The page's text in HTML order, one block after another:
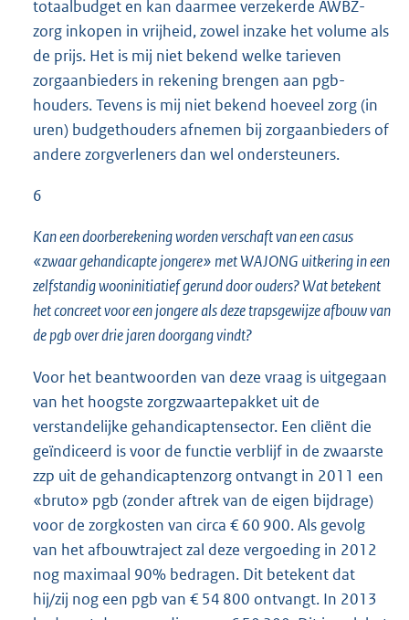
totaalbudget en kan daarmee verzekerde AWBZ-
zorg inkopen in vrijheid, zowel inzake het volume als
de prijs. Het is mij niet bekend welke tarieven
zorgaanbieders in rekening brengen aan pgb-
houders. Tevens is mij niet bekend hoeveel zorg (in
uren) budgethouders afnemen bij zorgaanbieders of
andere zorgverleners dan wel ondersteuners.
6
Kan een doorberekening worden verschaft van een casus
«zwaar gehandicapte jongere» met WAJONG uitkering in een
zelfstandig wooninitiatief gerund door ouders? Wat betekent
het concreet voor een jongere als deze trapsgewijze afbouw van
de pgb over drie jaren doorgang vindt?
Voor het beantwoorden van deze vraag is uitgegaan
van het hoogste zorgzwaartepakket uit de
verstandelijke gehandicaptensector. Een cliënt die
geïndiceerd is voor de functie verblijf in de zwaarste
zzp uit de gehandicaptenzorg ontvangt in 2011 een
«bruto» pgb (zonder aftrek van de eigen bijdrage)
voor de zorgkosten van circa € 60 900. Als gevolg
van het afbouwtraject zal deze vergoeding in 2012
nog maximaal 90% bedragen. Dit betekent dat
hij/zij nog een pgb van € 54 800 ontvangt. In 2013